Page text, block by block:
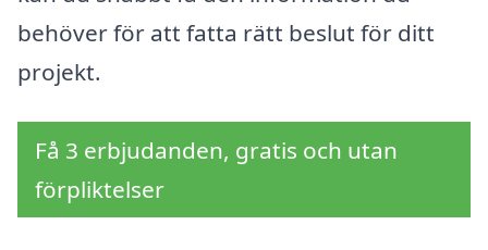
behöver för att fatta rätt beslut för ditt
projekt.
Få 3 erbjudanden, gratis och utan
förpliktelser